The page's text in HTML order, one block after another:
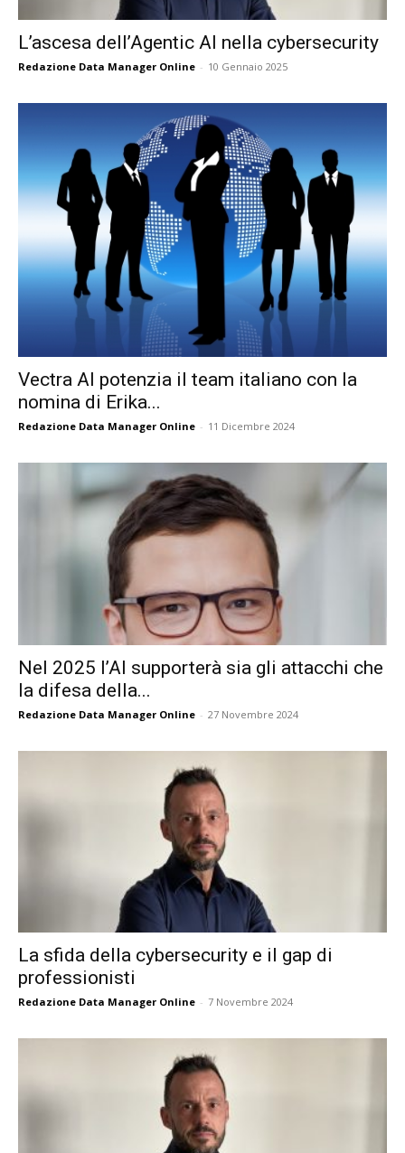
L’ascesa dell’Agentic AI nella cybersecurity
Redazione Data Manager Online - 10 Gennaio 2025
Vectra AI potenzia il team italiano con la
nomina di Erika...
Redazione Data Manager Online - 11 Dicembre 2024
Nel 2025 l’AI supporterà sia gli attacchi che
la difesa della...
Redazione Data Manager Online - 27 Novembre 2024
La sfida della cybersecurity e il gap di
professionisti
Redazione Data Manager Online - 7 Novembre 2024